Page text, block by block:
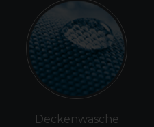
Deckenwäsche